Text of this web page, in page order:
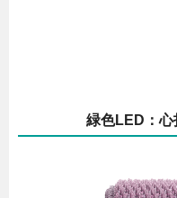
緑色LED：心